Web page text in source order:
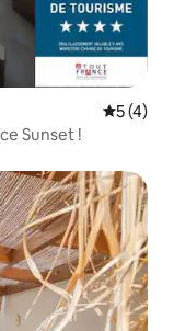
5 (4)
Sunset !